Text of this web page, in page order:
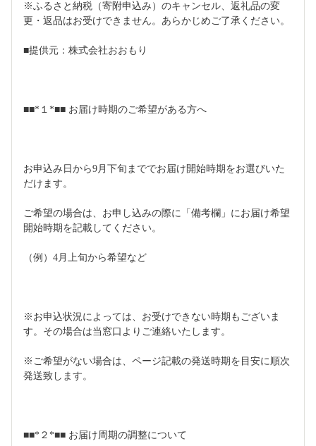
※ふるさと納税（寄附申込み）のキャンセル、返礼品の変
更・返品はお受けできません。あらかじめご了承ください。
■提供元：株式会社おおもり
■■*１*■■ お届け時期のご希望がある方へ
お申込み日から9月下旬まででお届け開始時期をお選びいた
だけます。
ご希望の場合は、お申し込みの際に「備考欄」にお届け希望
開始時期を記載してください。
（例）4月上旬から希望など
※お申込状況によっては、お受けできない時期もございま
す。その場合は当窓口よりご連絡いたします。
※ご希望がない場合は、ページ記載の発送時期を目安に順次
発送致します。
■■*２*■■ お届け周期の調整について